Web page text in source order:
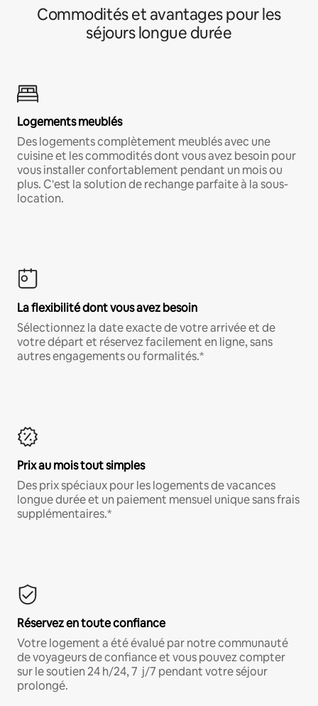
Commodités et avantages pour les
séjours longue durée
Logements meublés
Des logements complètement meublés avec une
cuisine et les commodités dont vous avez besoin pour
vous installer confortablement pendant un mois ou
plus. C'est la solution de rechange parfaite à la sous-
location.
La flexibilité dont vous avez besoin
Sélectionnez la date exacte de votre arrivée et de
votre départ et réservez facilement en ligne, sans
autres engagements ou formalités.*
Prix au mois tout simples
Des prix spéciaux pour les logements de vacances
longue durée et un paiement mensuel unique sans frais
supplémentaires.*
Réservez en toute confiance
Votre logement a été évalué par notre communauté
de voyageurs de confiance et vous pouvez compter
sur le soutien 24 h/24, 7 j/7 pendant votre séjour
prolongé.